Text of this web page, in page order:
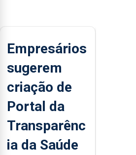
Empresários
sugerem
criação de
Portal da
Transparênc
ia da Saúde